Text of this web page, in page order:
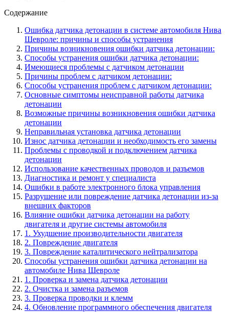
Содержание
Ошибка датчика детонации в системе автомобиля Нива
Шевроле: причины и способы устранения
Причины возникновения ошибки датчика детонации:
Способы устранения ошибки датчика детонации:
Имеющиеся проблемы с датчиком детонации
Причины проблем с датчиком детонации:
Способы устранения проблем с датчиком детонации:
Основные симптомы неисправной работы датчика
детонации
Возможные причины возникновения ошибки датчика
детонации
Неправильная установка датчика детонации
Износ датчика детонации и необходимость его замены
Проблемы с проводкой и подключением датчика
детонации
Использование качественных проводов и разъемов
Диагностика и ремонт у специалиста
Ошибки в работе электронного блока управления
Разрушение или повреждение датчика детонации из-за
внешних факторов
Влияние ошибки датчика детонации на работу
двигателя и другие системы автомобиля
1. Ухудшение производительности двигателя
2. Повреждение двигателя
3. Повреждение каталитического нейтрализатора
Способы устранения ошибки датчика детонации на
автомобиле Нива Шевроле
1. Проверка и замена датчика детонации
2. Очистка и замена разъемов
3. Проверка проводки и клемм
4. Обновление программного обеспечения двигателя